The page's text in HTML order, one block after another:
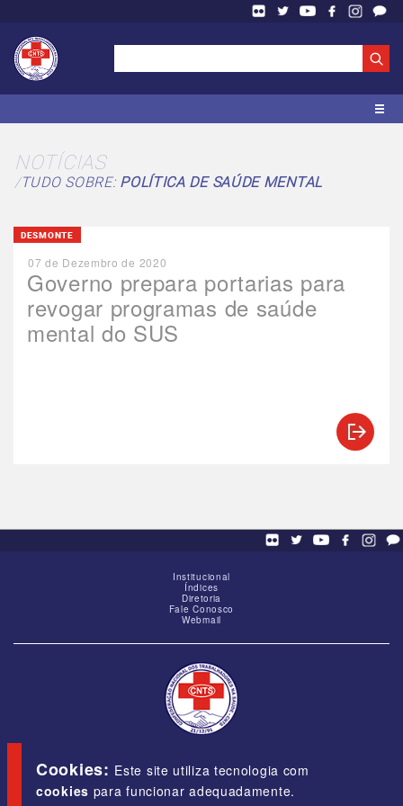
Cookies: Este site utiliza tecnologia com
cookies para funcionar adequadamente.
NOTÍCIAS
TUDO SOBRE: POLÍTICA DE SAÚDE MENTAL
Governo prepara portarias para
revogar programas de saúde
mental do SUS
DESMONTE
07 de Dezembro de 2020
Institucional
Índices
Diretoria
Fale Conosco
Webmail
Brasília-DF, CEP 70309-900
E-mail:cnts@cnts.org.br